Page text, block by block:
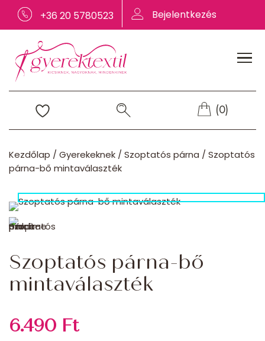
+36 20 5780523 Bejelentkezés
(0)
Kezdőlap /Gyerekeknek /Szoptatós párna /Szoptatós
párna-bő mintaválaszték
Szoptatós párna-bő
mintaválaszték
6.490 Ft